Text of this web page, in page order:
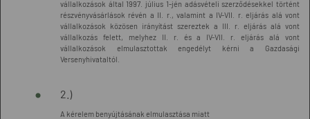
vállalkozások által 1997. július 1-jén adásvételi szerződésekkel történt
részvényvásárlások révén a II. r., valamint a IV-VII. r. eljárás alá vont
vállalkozások közösen irányítást szereztek a III. r. eljárás alá vont
vállalkozás felett, melyhez II. r. és a IV-VII. r. eljárás alá vont
vállalkozások elmulasztottak engedélyt kérni a Gazdasági
Versenyhivataltól.
2.)
A kérelem benyújtásának elmulasztása miatt